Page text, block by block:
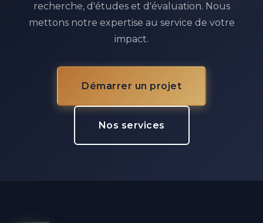
recherche, d'études et d'évaluation. Nous
mettons notre expertise au service de votre
impact.
Démarrer un projet
Nos services